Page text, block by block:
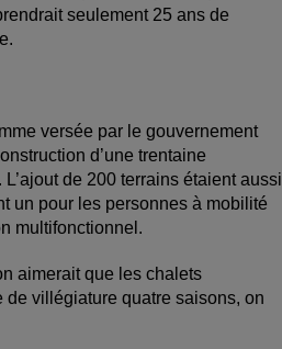
seulement 25 ans de
versée par le gouvernement
d’une trentaine
de 200 terrains étaient aussi
un pour les personnes à mobilité
multifonctionnel.
aimerait que les chalets
de villégiature quatre saisons, on